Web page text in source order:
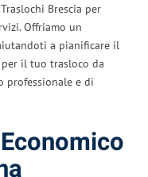
Brescia per
Offriamo un
a pianificare il
il tuo trasloco da
professionale e di